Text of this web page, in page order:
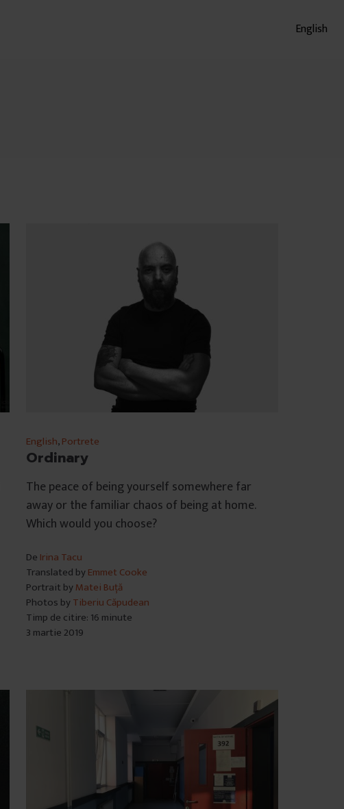
English
English,Portrete
Ordinary
The peace of being yourself somewhere far
away or the familiar chaos of being at home.
Which would you choose?
De Irina Tacu
Translated byEmmet Cooke
Portrait byMatei Buță
Photos byTiberiu Căpudean
Timp de citire: 16 minute
3 martie 2019